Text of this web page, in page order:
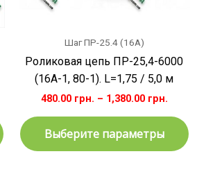
Шаг ПР-25.4 (16A)
Роликовая цепь ПР-25,4-6000
(16А-1, 80-1). L=1,75 / 5,0 м
480.00 грн. – 1,380.00 грн.
Выберите параметры